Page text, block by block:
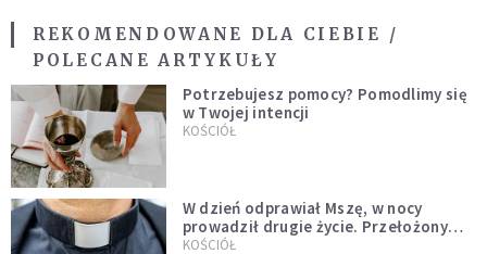
REKOMENDOWANE DLA CIEBIE /
POLECANE ARTYKUŁY
Potrzebujesz pomocy? Pomodlimy się
w Twojej intencji
KOŚCIÓŁ
W dzień odprawiał Mszę, w nocy
prowadził drugie życie. Przełożony
kazał mu opuścić zakon
KOŚCIÓŁ